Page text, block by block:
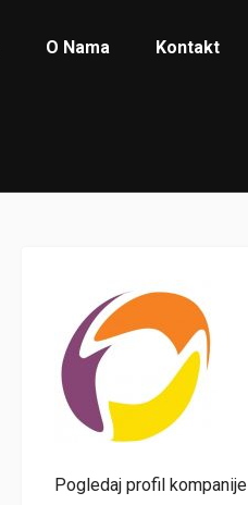
O Nama Kontakt
Pogledaj profil kompanije